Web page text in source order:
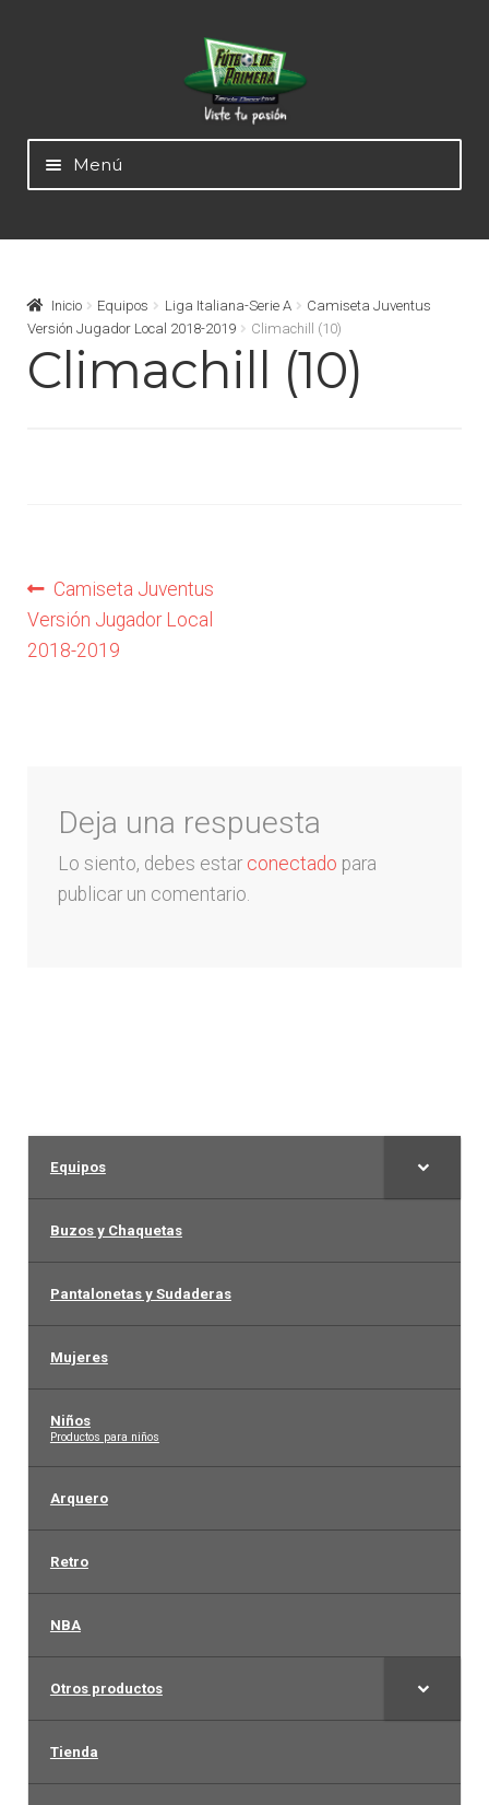
navegación
Menú
Mundial 2026
Selecciones Nacionales
Liga Alemana – Bundesliga
Liga Francesa
Retro
Buzos y Chaquetas
Niños
Otros productos
OUTLET
Inicio Equipos Liga Italiana-Serie A
Camiseta Juventus
Versión Jugador Local 2018-2019
Climachill (10)
Climachill (10)
Navegación
de
Anterior:
Camiseta Juventus
Versión Jugador Local
2018-2019
Deja una respuesta
Lo siento, debes estar conectado para
publicar un comentario.
Equipos
Buzos y Chaquetas
Pantalonetas y Sudaderas
Mujeres
Niños
–
Productos para niños
Arquero
Retro
NBA
Otros productos
Tienda